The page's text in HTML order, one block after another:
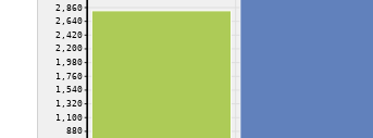
880
1,100
1,320
1,540
1,760
1,980
2,200
2,420
2,640
2,860